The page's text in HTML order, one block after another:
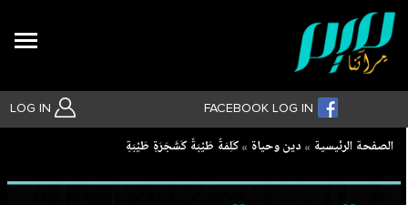
LOG IN FACEBOOK LOG IN
Breadcrumb
الصفحة الرئيسية دين وحياة كَلِمَةً طَيِّبَةً كَشَجَرَ‌ةٍ طَيِّبَةٍ